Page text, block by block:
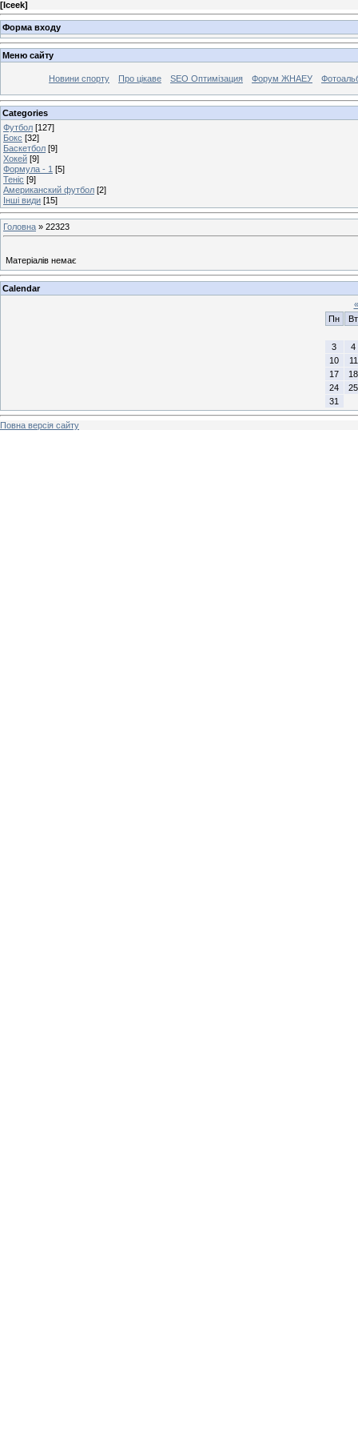
[Iceek]
Форма входу
Меню сайту
Новини спорту Про цікаве SEO Оптимізация Форум ЖНАЕУ
Categories
Футбол [127]
Бокс [32]
Баскетбол [9]
Хокей [9]
Формула - 1 [5]
Теніс [9]
Американский футбол [2]
Інші види [15]
Головна » 22323
Матеріалів немає
Calendar
«
Пн
Вт
3
4
10
11
17
18
24
25
31
Повна версія сайту